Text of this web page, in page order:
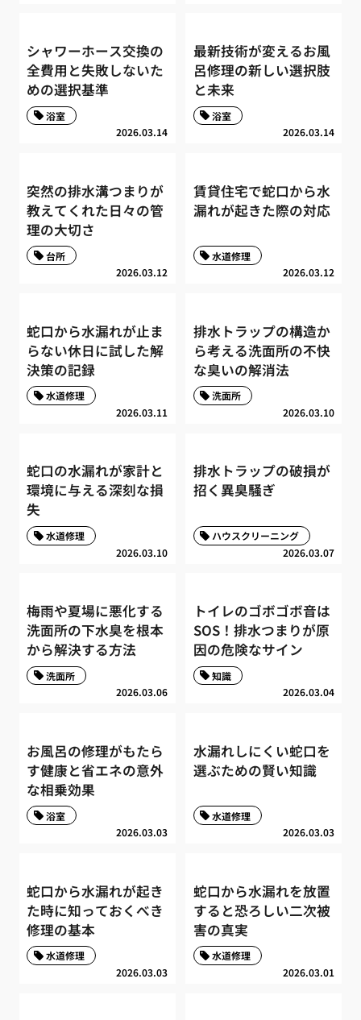
シャワーホース交換の
全費用と失敗しないた
めの選択基準
2026.03.14
浴室
最新技術が変えるお風
呂修理の新しい選択肢
と未来
2026.03.14
浴室
突然の排水溝つまりが
教えてくれた日々の管
理の大切さ
2026.03.12
台所
賃貸住宅で蛇口から水
漏れが起きた際の対応
2026.03.12
水道修理
蛇口から水漏れが止ま
らない休日に試した解
決策の記録
2026.03.11
水道修理
排水トラップの構造か
ら考える洗面所の不快
な臭いの解消法
2026.03.10
洗面所
蛇口の水漏れが家計と
環境に与える深刻な損
失
2026.03.10
水道修理
排水トラップの破損が
招く異臭騒ぎ
2026.03.07
ハウスクリーニング
梅雨や夏場に悪化する
洗面所の下水臭を根本
から解決する方法
2026.03.06
洗面所
トイレのゴボゴボ音は
SOS！排水つまりが原
因の危険なサイン
2026.03.04
知識
お風呂の修理がもたら
す健康と省エネの意外
な相乗効果
2026.03.03
浴室
水漏れしにくい蛇口を
選ぶための賢い知識
2026.03.03
水道修理
蛇口から水漏れが起き
た時に知っておくべき
修理の基本
2026.03.03
水道修理
蛇口から水漏れを放置
すると恐ろしい二次被
害の真実
2026.03.01
水道修理